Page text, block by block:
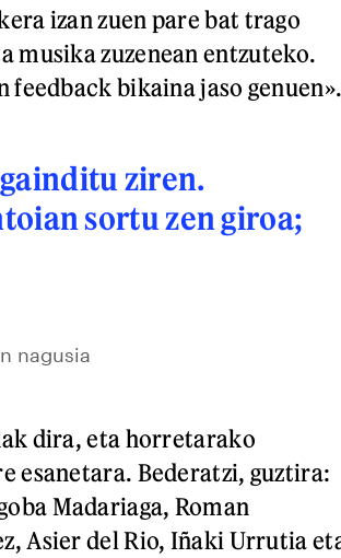
izan zuen pare bat trago
musika zuzenean entzuteko.
feedback bikaina jaso
ziren.
sortu zen giroa;
nagusia
dira, eta horretarako
esanetara. Bederatzi, guztira:
Madariaga, Roman
Asier del Rio, Iñaki Urrutia